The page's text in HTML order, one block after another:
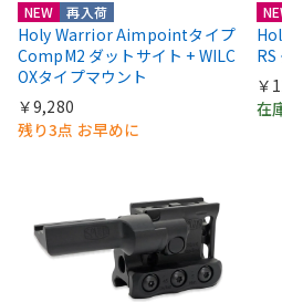
NEW 再入荷
Holy Warrior Aimpointタイプ
CompM2 ダットサイト + WILC
OXタイプマウント
￥9,280
残り3点 お早めに
￥
在